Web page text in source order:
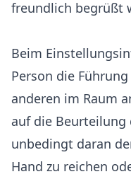
freundlich begrüßt
Beim
Person die
anderen im Raum
auf die Beurteilung
unbedingt daran
Hand zu reichen